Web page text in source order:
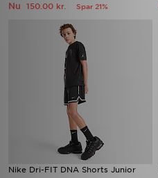
Nu 150.00 kr. Spar 21%
Nike Dri-FIT DNA Shorts Junior